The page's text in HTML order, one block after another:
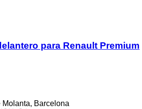
para Renault Premium
Molanta, Barcelona